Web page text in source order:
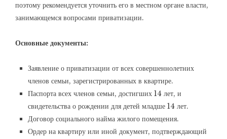
поэтому рекомендуется уточнить его в местном органе власти,
занимающемся вопросами приватизации.
Основные документы:
Заявление о приватизации от всех совершеннолетних
членов семьи, зарегистрированных в квартире.
Паспорта всех членов семьи, достигших 14 лет, и
свидетельства о рождении для детей младше 14 лет.
Договор социального найма жилого помещения.
Ордер на квартиру или иной документ, подтверждающий